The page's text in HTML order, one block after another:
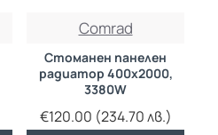
ТРАЙНО НИСКА
Comrad
Стоманен панелен
радиатор 400х2000,
3380W
€120.00 (234.70 лв.)